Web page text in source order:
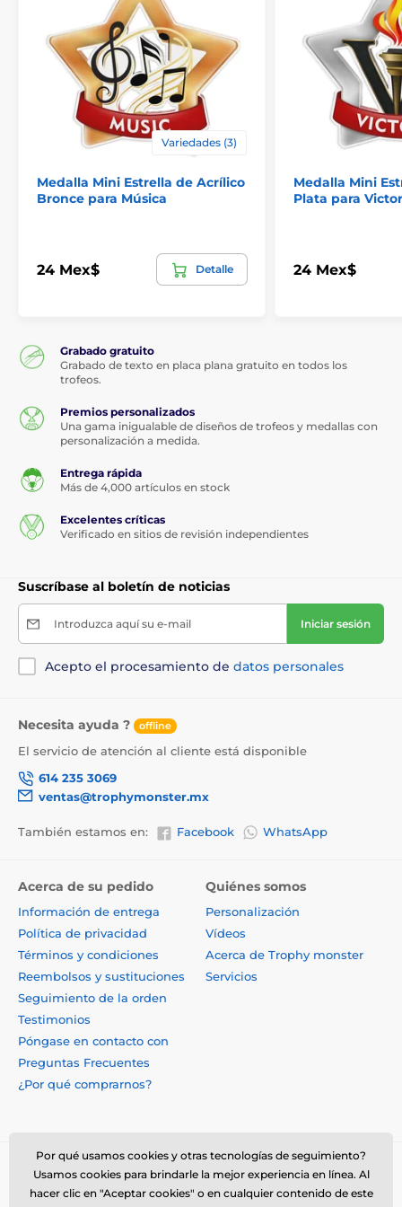
Variedades (3)
Medalla Mini Estrella de Acrílico
Bronce para Música
24 Mex$ Detalle
Medalla Mini
Plata para
24 Mex$
Grabado gratuito
Grabado de texto en placa plana gratuito en todos los
trofeos.
Premios personalizados
Una gama inigualable de diseños de trofeos y medallas con
personalización a medida.
Entrega rápida
Más de 4,000 artículos en stock
Excelentes críticas
Verificado en sitios de revisión independientes
Suscríbase al boletín de noticias
Introduzca aquí su e-mail Iniciar sesión
Acepto el procesamiento de datos personales
Necesita ayuda ? offline
El servicio de atención al cliente está disponible
614 235 3069
ventas@trophymonster.mx
También estamos en: Facebook WhatsApp
Acerca de su pedido
Información de entrega
Política de privacidad
Términos y condiciones
Reembolsos y sustituciones
Seguimiento de la orden
Testimonios
Póngase en contacto con
Preguntas Frecuentes
¿Por qué comprarnos?
Quiénes somos
Personalización
Vídeos
Acerca de Trophy monster
Servicios
Por qué usamos cookies y otras tecnologías de seguimiento?
Usamos cookies para brindarle la mejor experiencia en línea. Al
hacer clic en "Aceptar cookies" o en cualquier contenido de este